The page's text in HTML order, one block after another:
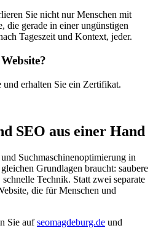
Sie nicht nur Menschen mit
die gerade in einer ungünstigen
Tageszeit und Kontext, jeder.
erhalten Sie ein Zertifikat.
SEO aus einer Hand
Suchmaschinenoptimierung in
Grundlagen braucht: saubere
Technik. Statt zwei separate
die für Menschen und
Sie aufseomagdeburg.de und